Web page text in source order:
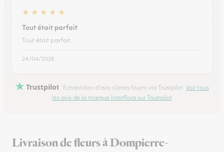
★ ★ ★ ★ ★
Tout était parfait
Tout était parfait
24/04/2026
Trustpilot Échantillon d'avis clients fourni via Trustpilot. Voir tous
les avis de la marque Interflora sur Trustpilot
Livraison de fleurs à Dompierre-